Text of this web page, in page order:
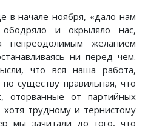
в начале ноября, «дало нам
и окрыляло нас,
непреодолимым желанием
ни перед чем.
что вся наша работа,
существу правильная, что
от партийных
трудному и тернистому
мы зачитали до того, что